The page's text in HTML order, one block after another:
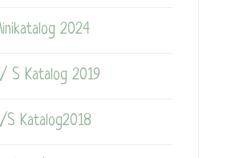
2024
S Katalog 2019
S Katalog2018